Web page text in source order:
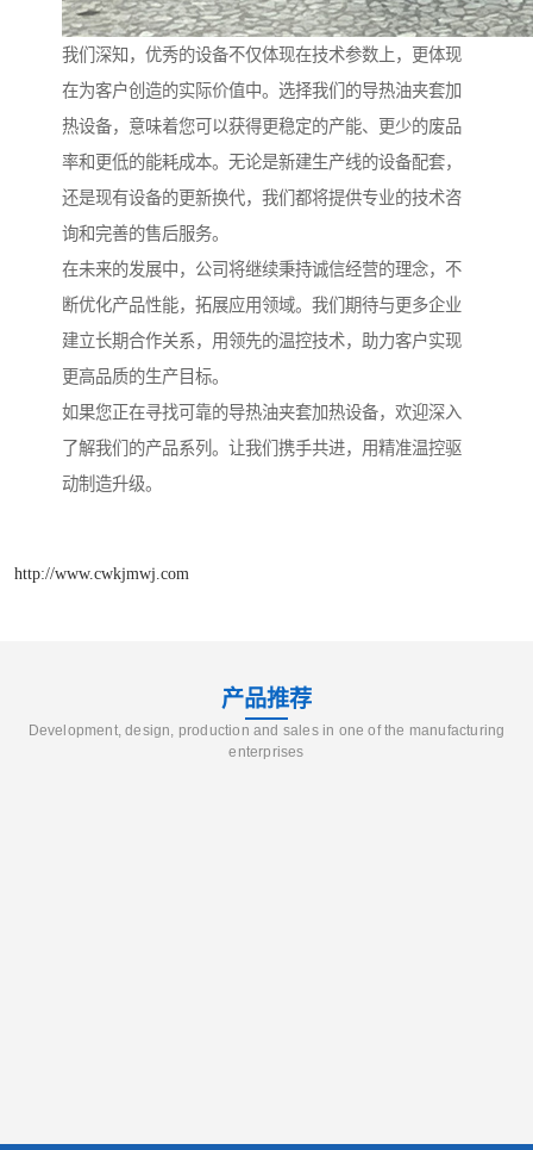
我们深知，优秀的设备不仅体现在技术参数上，更体现
在为客户创造的实际价值中。选择我们的导热油夹套加
热设备，意味着您可以获得更稳定的产能、更少的废品
率和更低的能耗成本。无论是新建生产线的设备配套，
还是现有设备的更新换代，我们都将提供专业的技术咨
询和完善的售后服务。
在未来的发展中，公司将继续秉持诚信经营的理念，不
断优化产品性能，拓展应用领域。我们期待与更多企业
建立长期合作关系，用领先的温控技术，助力客户实现
更高品质的生产目标。
如果您正在寻找可靠的导热油夹套加热设备，欢迎深入
了解我们的产品系列。让我们携手共进，用精准温控驱
动制造升级。
http://www.cwkjmwj.com
产品推荐
Development, design, production and sales in one of the manufacturing
enterprises